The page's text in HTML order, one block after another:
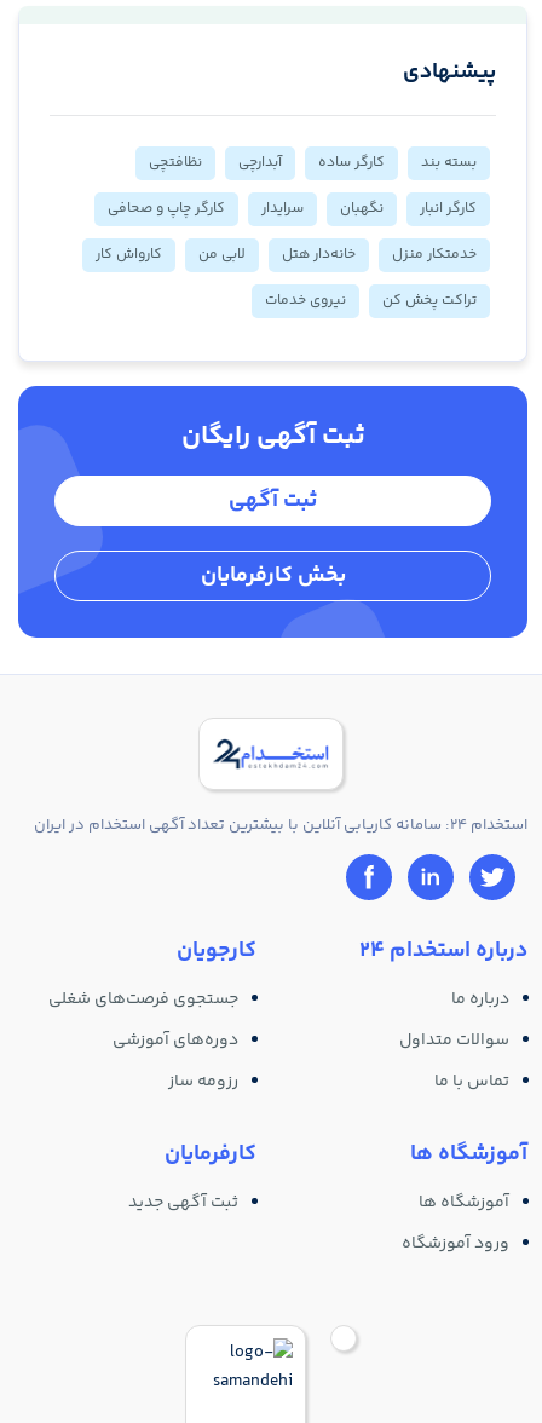
پیشنهادی
بسته بند کارگر ساده آبدارچی
نظافتچی
کارگر انبار
نگهبان سرایدار
کارگر چاپ و صحافی
خدمتکار منزل
خانه‌دار هتل لابی من
کارواش کار
تراکت پخش کن
نیروی خدمات
ثبت آگهی رایگان
ثبت آگهی
بخش کارفرمایان
استخدام 24: سامانه کاریابی آنلاین با بیشترین تعداد آگهی استخدام در ایران
درباره استخدام 24
درباره ما
سوالات متداول
تماس با ما
آموزشگاه ها
آموزشگاه ها
ورود آموزشگاه
کارجویان
جستجوی فرصت‌های شغلی
دوره‌های آموزشی
رزومه ساز
کارفرمایان
ثبت آگهی جدید